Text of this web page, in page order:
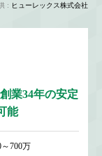
: ヒューレックス株式会社
業34年の安定
能
～700万